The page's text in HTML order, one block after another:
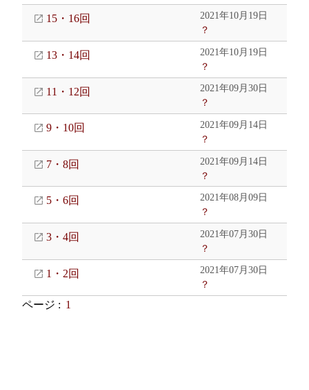
15・16回
2021年10月19日
？
13・14回
2021年10月19日
？
11・12回
2021年09月30日
？
9・10回
2021年09月14日
？
7・8回
2021年09月14日
？
5・6回
2021年08月09日
？
3・4回
2021年07月30日
？
1・2回
2021年07月30日
？
ページ : 1